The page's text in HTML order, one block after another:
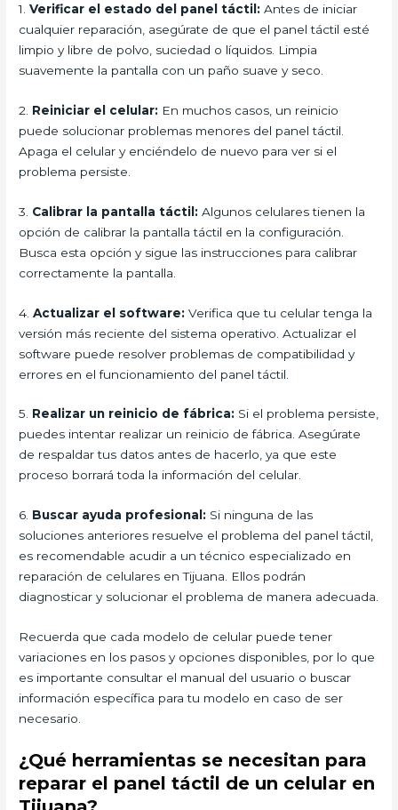
1.Verificar el estado del panel táctil: Antes de iniciar
cualquier reparación, asegúrate de que el panel táctil esté
limpio y libre de polvo, suciedad o líquidos. Limpia
suavemente la pantalla con un paño suave y seco.
2. Reiniciar el celular: En muchos casos, un reinicio
puede solucionar problemas menores del panel táctil.
Apaga el celular y enciéndelo de nuevo para ver si el
problema persiste.
3. Calibrar la pantalla táctil: Algunos celulares tienen la
opción de calibrar la pantalla táctil en la configuración.
Busca esta opción y sigue las instrucciones para calibrar
correctamente la pantalla.
4.Actualizar el software: Verifica que tu celular tenga la
versión más reciente del sistema operativo. Actualizar el
software puede resolver problemas de compatibilidad y
errores en el funcionamiento del panel táctil.
5. Realizar un reinicio de fábrica: Si el problema persiste,
puedes intentar realizar un reinicio de fábrica. Asegúrate
de respaldar tus datos antes de hacerlo, ya que este
proceso borrará toda la información del celular.
6. Buscar ayuda profesional: Si ninguna de las
soluciones anteriores resuelve el problema del panel táctil,
es recomendable acudir a un técnico especializado en
reparación de celulares en Tijuana. Ellos podrán
diagnosticar y solucionar el problema de manera adecuada.
Recuerda que cada modelo de celular puede tener
variaciones en los pasos y opciones disponibles, por lo que
es importante consultar el manual del usuario o buscar
información específica para tu modelo en caso de ser
necesario.
¿Qué herramientas se necesitan para
reparar el panel táctil de un celular en